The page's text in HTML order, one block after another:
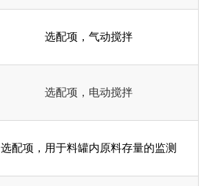
选配项，气动搅拌
选配项，电动搅拌
选配项，用于料罐内原料存量的监测